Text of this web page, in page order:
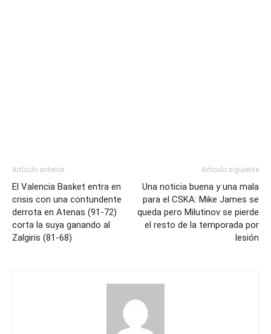
Artículo anterior
El Valencia Basket entra en
crisis con una contundente
derrota en Atenas (91-72)
corta la suya ganando al
Zalgiris (81-68)
Artículo siguiente
Una noticia buena y una mala
para el CSKA: Mike James se
queda pero Milutinov se pierde
el resto de la temporada por
lesión